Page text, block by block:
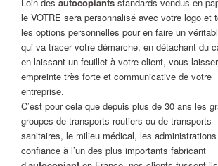
le VOTRE sera personnalisé avec votre logo et
les options personnelles pour en faire un
qui va tracer votre démarche, en détachant du
en laissant un feuillet à votre client, vous
empreinte très forte et communicative de votre
entreprise.
C’est pour cela que depuis plus de 30 ans les
groupes de transports routiers ou de transports
sanitaires, le milieu médical, les
confiance à l’un des plus importants fabricant